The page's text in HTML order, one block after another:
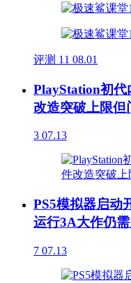
评测 11 08.01
PlayStation初
改造突破上限但
3 07.13
PS5模拟器启动
运行3A大作仍
7 07.13